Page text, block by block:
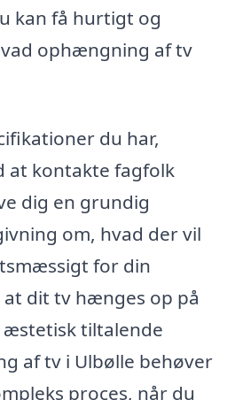
kan få hurtigt og
ophængning af tv
du har,
at kontakte fagfolk
dig en grundig
om, hvad der vil
for din
dit tv hænges op på
æstetisk tiltalende
af tv i Ulbølle behøver
proces, når du